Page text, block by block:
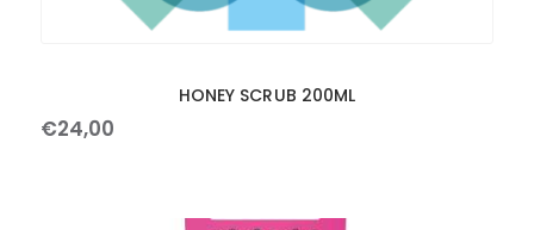
HONEY SCRUB 200ML
€24,00